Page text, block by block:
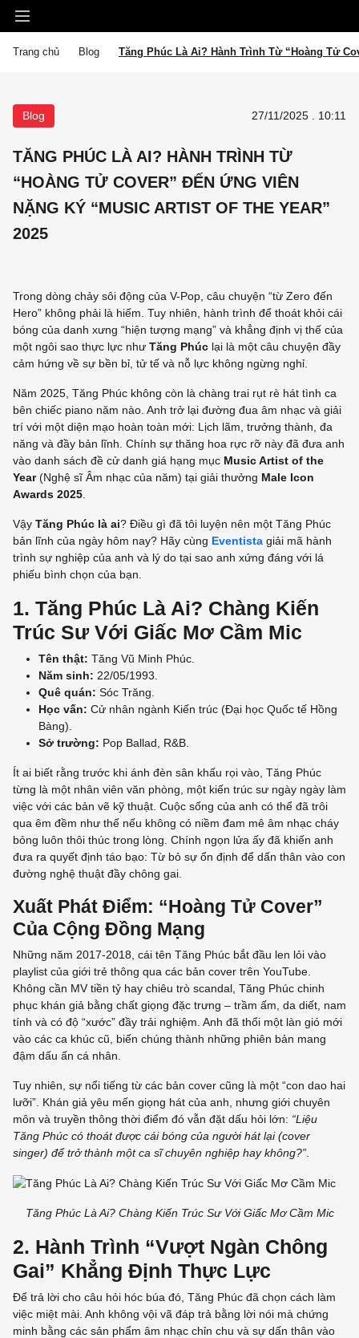
Trang chủ Blog Tăng Phúc Là Ai? Hành Trình Từ “Hoàng Tử
Blog 27/11/2025 . 10:11
TĂNG PHÚC LÀ AI? HÀNH TRÌNH TỪ
“HOÀNG TỬ COVER” ĐẾN ỨNG VIÊN
NẶNG KÝ “MUSIC ARTIST OF THE YEAR”
2025
Trong dòng chảy sôi động của V-Pop, câu chuyện “từ Zero đến
Hero” không phải là hiếm. Tuy nhiên, hành trình để thoát khỏi cái
bóng của danh xưng “hiện tượng mạng” và khẳng định vị thế của
một ngôi sao thực lực như Tăng Phúc lại là một câu chuyện đầy
cảm hứng về sự bền bỉ, tử tế và nỗ lực không ngừng nghỉ.
Năm 2025, Tăng Phúc không còn là chàng trai rụt rè hát tình ca
bên chiếc piano năm nào. Anh trở lại đường đua âm nhạc và giải
trí với một diện mạo hoàn toàn mới: Lịch lãm, trưởng thành, đa
năng và đầy bản lĩnh. Chính sự thăng hoa rực rỡ này đã đưa anh
vào danh sách đề cử danh giá hạng mục Music Artist of the
Year(Nghệ sĩ Âm nhạc của năm) tại giải thưởng Male Icon
Awards 2025
Vậy Tăng Phúc là ai? Điều gì đã tôi luyện nên một Tăng Phúc
bản lĩnh của ngày hôm nay? Hãy cùng Eventista giải mã hành
trình sự nghiệp của anh và lý do tại sao anh xứng đáng với lá
phiếu bình chọn của bạn.
1. Tăng Phúc Là Ai? Chàng Kiến
Trúc Sư Với Giấc Mơ Cầm Mic
Tên thật: Tăng Vũ Minh Phúc.
Năm sinh: 22/05/1993.
Quê quán: Sóc Trăng.
Học vấn: Cử nhân ngành Kiến trúc (Đại học Quốc tế Hồng
Bàng).
Sở trường: Pop Ballad, R&B.
Ít ai biết rằng trước khi ánh đèn sân khấu rọi vào, Tăng Phúc
từng là một nhân viên văn phòng, một kiến trúc sư ngày ngày làm
việc với các bản vẽ kỹ thuật. Cuộc sống của anh có thể đã trôi
qua êm đềm như thế nếu không có niềm đam mê âm nhạc cháy
bỏng luôn thôi thúc trong lòng. Chính ngọn lửa ấy đã khiến anh
đưa ra quyết định táo bạo: Từ bỏ sự ổn định để dấn thân vào con
đường nghệ thuật đầy chông gai.
Xuất Phát Điểm: “Hoàng Tử Cover”
Của Cộng Đồng Mạng
Những năm 2017-2018, cái tên Tăng Phúc bắt đầu len lỏi vào
playlist của giới trẻ thông qua các bản cover trên YouTube.
Không cần MV tiền tỷ hay chiêu trò scandal, Tăng Phúc chinh
phục khán giả bằng chất giọng đặc trưng – trầm ấm, da diết, nam
tính và có độ “xước” đầy trải nghiệm. Anh đã thổi một làn gió mới
vào các ca khúc cũ, biến chúng thành những phiên bản mang
đậm dấu ấn cá nhân.
Tuy nhiên, sự nổi tiếng từ các bản cover cũng là một “con dao hai
lưỡi”. Khán giả yêu mến giọng hát của anh, nhưng giới chuyên
môn và truyền thông thời điểm đó vẫn đặt dấu hỏi lớn: “Liệu
Tăng Phúc có thoát được cái bóng của người hát lại (cover
singer) để trở thành một ca sĩ chuyên nghiệp hay không?”
Tăng Phúc Là Ai? Chàng Kiến Trúc Sư Với Giấc Mơ Cầm Mic
2. Hành Trình “Vượt Ngàn Chông
Gai” Khẳng Định Thực Lực
Để trả lời cho câu hỏi hóc búa đó, Tăng Phúc đã chọn cách làm
việc miệt mài. Anh không vội vã đáp trả bằng lời nói mà chứng
minh bằng các sản phẩm âm nhạc chỉn chu và sự dấn thân vào